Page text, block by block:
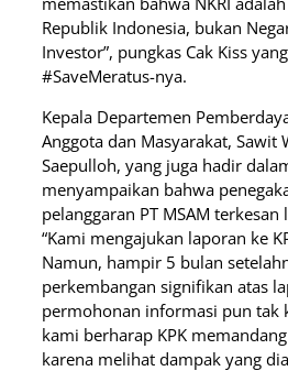
Republik Indonesia, bukan
Investor”, pungkas Cak Kiss
#SaveMeratus-nya.
Kepala Departemen
Anggota dan Masyarakat, Sawit
Saepulloh, yang juga hadir
menyampaikan bahwa
pelanggaran PT MSAM
“Kami mengajukan laporan ke
Namun, hampir 5 bulan
perkembangan signifikan atas
permohonan informasi pun tak
kami berharap KPK
karena melihat dampak yang